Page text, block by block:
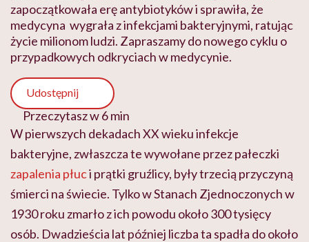
zapoczątkowała erę antybiotyków i sprawiła, że
medycyna wygrała z infekcjami bakteryjnymi, ratując
życie milionom ludzi. Zapraszamy do nowego cyklu o
przypadkowych odkryciach w medycynie.
Udostępnij
Przeczytasz w 6 min
W pierwszych dekadach XX wieku infekcje
bakteryjne, zwłaszcza te wywołane przez pałeczki
zapalenia płuci prątki gruźlicy, były trzecią przyczyną
śmierci na świecie. Tylko w Stanach Zjednoczonych w
1930 roku zmarło z ich powodu około 300 tysięcy
osób. Dwadzieścia lat później liczba ta spadła do około